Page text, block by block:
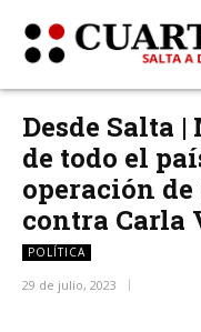
Desde Salta
de todo el
operación
contra Carla
POLÍTICA
29 de julio, 2023